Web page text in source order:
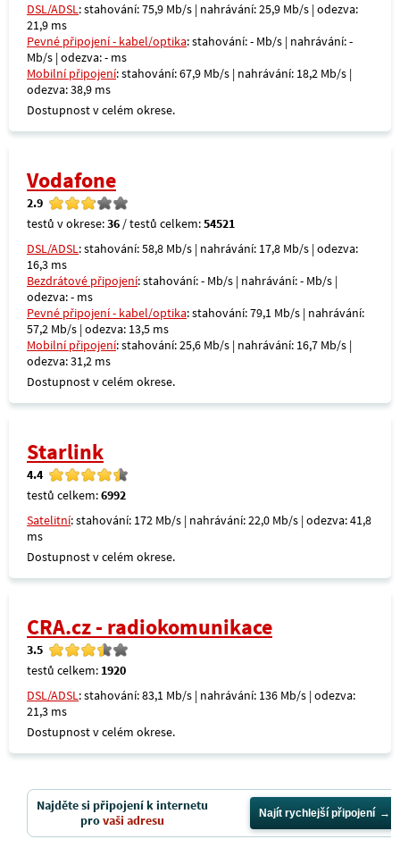
DSL/ADSL: stahování: 75,9 Mb/s | nahrávání: 25,9 Mb/s | odezva:
21,9 ms
Pevné připojení - kabel/optika: stahování: - Mb/s | nahrávání: -
Mb/s | odezva: - ms
Mobilní připojení: stahování: 67,9 Mb/s | nahrávání: 18,2 Mb/s |
odezva: 38,9 ms
Dostupnost v celém okrese.
Vodafone
2.9
testů v okrese:36 / testů celkem:54521
DSL/ADSL: stahování: 58,8 Mb/s | nahrávání: 17,8 Mb/s | odezva:
16,3 ms
Bezdrátové připojení: stahování: - Mb/s | nahrávání: - Mb/s |
odezva: - ms
Pevné připojení - kabel/optika: stahování: 79,1 Mb/s | nahrávání:
57,2 Mb/s | odezva: 13,5 ms
Mobilní připojení: stahování: 25,6 Mb/s | nahrávání: 16,7 Mb/s |
odezva: 31,2 ms
Dostupnost v celém okrese.
Starlink
4.4
testů celkem:6992
Satelitní: stahování: 172 Mb/s | nahrávání: 22,0 Mb/s | odezva: 41,8
ms
Dostupnost v celém okrese.
CRA.cz - radiokomunikace
3.5
testů celkem: 1920
DSL/ADSL: stahování: 83,1 Mb/s | nahrávání: 136 Mb/s | odezva:
21,3 ms
Dostupnost v celém okrese.
Najděte si připojení k internetu
provaši adresu Najít rychlejší připojení